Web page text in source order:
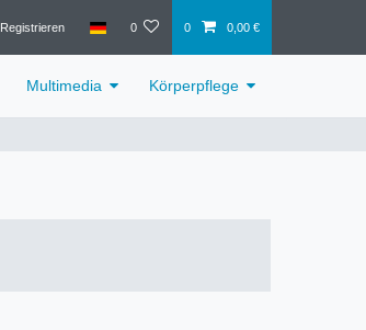
Registrieren 0 0 0,00 €
Multimedia Körperpflege